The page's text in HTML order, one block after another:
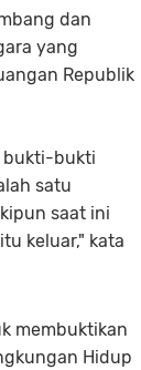
dan
yang
Republik
bukti-bukti
satu
saat ini
keluar," kata
membuktikan
Hidup